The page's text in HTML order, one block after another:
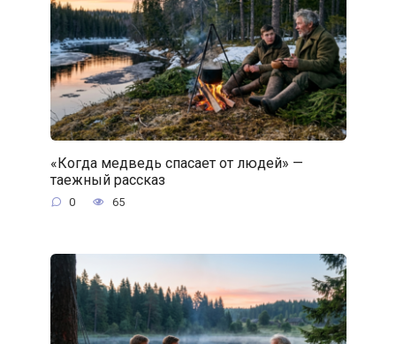
«Когда медведь спасает от людей» —
таежный рассказ
0 65